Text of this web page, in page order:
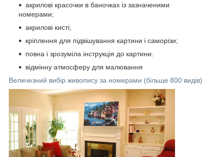
акрилові красочки в баночках із зазначеними
номерами;
акрилові кисті;
кріплення для підвішування картини і саморізи;
повна і зрозуміла інструкція до картини.
відмінну атмосферу для малювання
Величезний вибір живопису за номерами (більше 800 видів)